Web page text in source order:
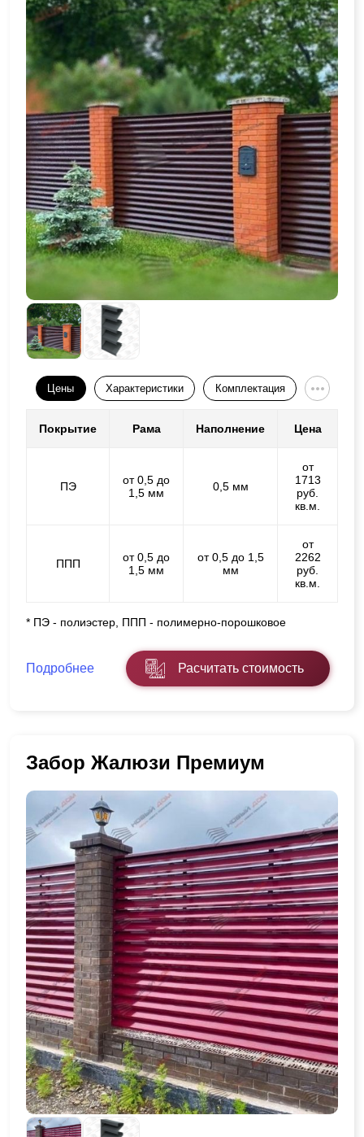
Цены Характеристики Комплектация
Покрытие Рама Наполнение Цена
ПЭ
от 0,5 до
1,5 мм
0,5 мм
от
1713
руб.
кв.м.
ППП
от 0,5 до
1,5 мм
от 0,5 до 1,5
мм
от
2262
руб.
кв.м.
* ПЭ - полиэстер, ППП - полимерно-порошковое
Подробнее Расчитать стоимость
Забор Жалюзи Премиум